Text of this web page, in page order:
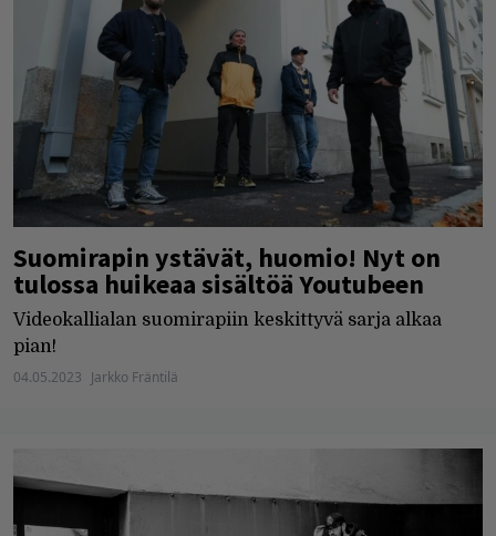
Suomirapin ystävät, huomio! Nyt on
tulossa huikeaa sisältöä Youtubeen
Videokallialan suomirapiin keskittyvä sarja alkaa
pian!
04.05.2023 Jarkko Fräntilä